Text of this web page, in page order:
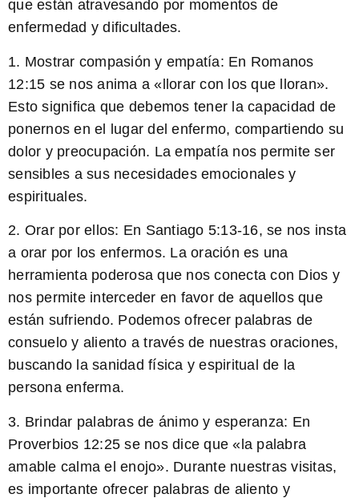
que están atravesando por momentos de
enfermedad y dificultades.
1. Mostrar compasión y empatía: En Romanos
12:15 se nos anima a «llorar con los que lloran».
Esto significa que debemos tener la capacidad de
ponernos en el lugar del enfermo, compartiendo su
dolor y preocupación. La empatía nos permite ser
sensibles a sus necesidades emocionales y
espirituales.
2. Orar por ellos: En Santiago 5:13-16, se nos insta
a orar por los enfermos. La oración es una
herramienta poderosa que nos conecta con Dios y
nos permite interceder en favor de aquellos que
están sufriendo. Podemos ofrecer palabras de
consuelo y aliento a través de nuestras oraciones,
buscando la sanidad física y espiritual de la
persona enferma.
3. Brindar palabras de ánimo y esperanza: En
Proverbios 12:25 se nos dice que «la palabra
amable calma el enojo». Durante nuestras visitas,
es importante ofrecer palabras de aliento y